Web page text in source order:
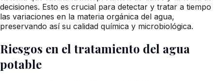
decisiones. Esto es crucial para detectar y tratar a tiempo
las variaciones en la materia orgánica del agua,
preservando así su calidad química y microbiológica.
Riesgos en el tratamiento del agua
potable